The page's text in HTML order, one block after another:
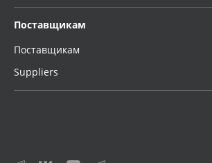
Поставщикам
Поставщикам
Suppliers